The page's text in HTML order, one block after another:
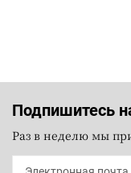
Подпишитесь
Раз в неделю мы